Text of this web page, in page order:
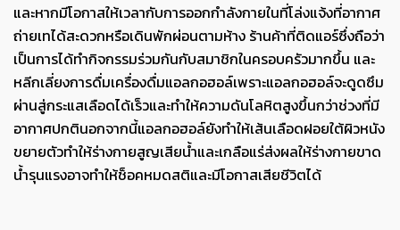
และหากมีโอกาสให้เวลากับการออกกำลังกายในที่โล่งแจ้งที่อากาศ
ถ่ายเทได้สะดวกหรือเดินพักผ่อนตามห้าง ร้านค้าที่ติดแอร์ซึ่งถือว่า
เป็นการได้ทำกิจกรรมร่วมกันกับสมาชิกในครอบครัวมากขึ้น และ
หลีกเลี่ยงการดื่มเครื่องดื่มแอลกอฮอล์เพราะแอลกอฮอล์จะดูดซึม
ผ่านสู่กระแสเลือดได้เร็วและทำให้ความดันโลหิตสูงขึ้นกว่าช่วงที่มี
อากาศปกตินอกจากนี้แอลกอฮอล์ยังทำให้เส้นเลือดฝอยใต้ผิวหนัง
ขยายตัวทำให้ร่างกายสูญเสียน้ำและเกลือแร่ส่งผลให้ร่างกายขาด
น้ำรุนแรงอาจทำให้ช็อคหมดสติและมีโอกาสเสียชีวิตได้